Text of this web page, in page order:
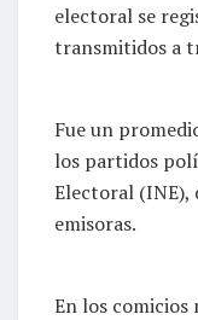
electoral se
transmitidos a
Fue un
los partidos
Electoral (INE),
emisoras.
En los comicios